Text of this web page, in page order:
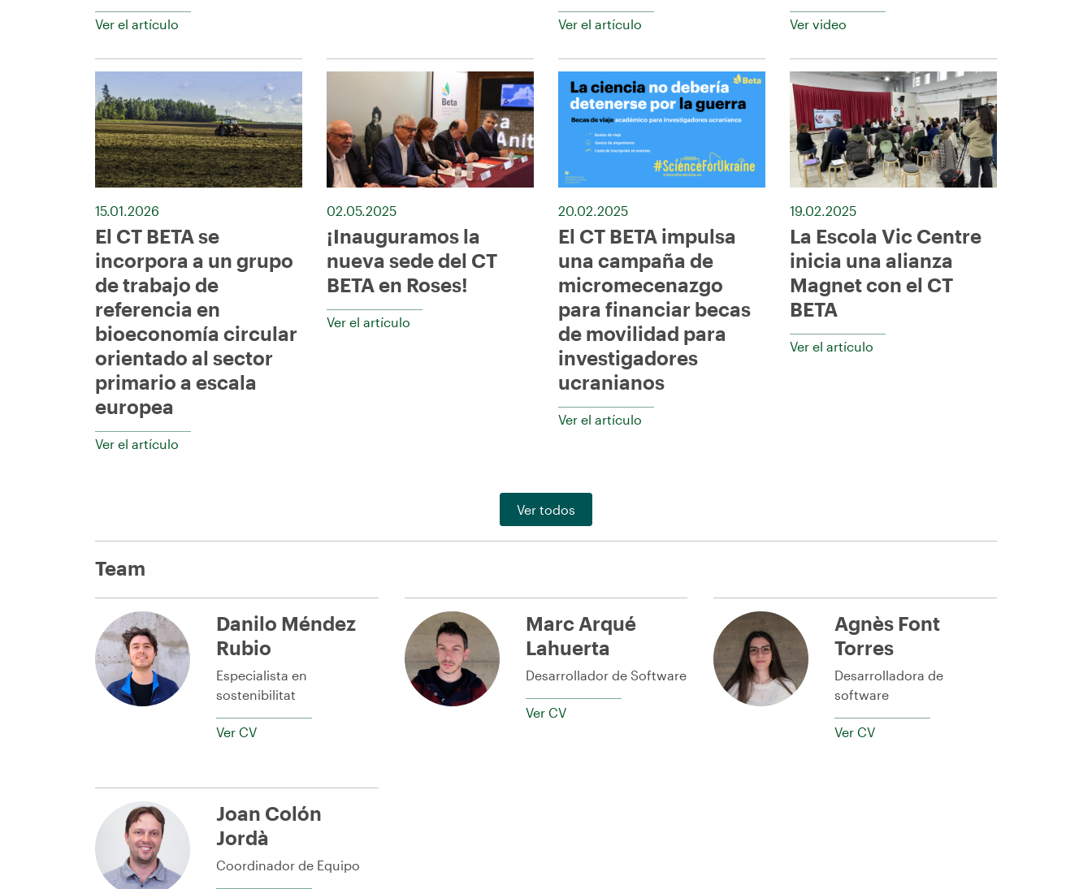
Ver el artículo Ver el artículo Ver video
15.01.2026
El CT BETA se
incorpora a un grupo
de trabajo de
referencia en
bioeconomía circular
orientado al sector
primario a escala
europea
Ver el artículo
02.05.2025
¡Inauguramos la
nueva sede del CT
BETA en Roses!
Ver el artículo
20.02.2025
El CT BETA impulsa
una campaña de
micromecenazgo
para financiar becas
de movilidad para
investigadores
ucranianos
Ver el artículo
19.02.2025
La Escola Vic Centre
inicia una alianza
Magnet con el CT
BETA
Ver el artículo
Ver todos
Team
Danilo Méndez
Rubio
Especialista en
sostenibilitat
Ver CV
Marc Arqué
Lahuerta
Desarrollador de Software
Ver CV
Agnès Font
Torres
Desarrolladora de
software
Ver CV
Joan Colón
Jordà
Coordinador de Equipo